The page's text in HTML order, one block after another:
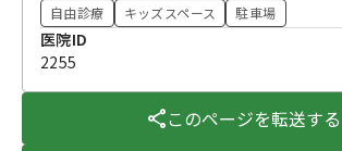
自由診療 キッズスペース 駐車場
医院ID
2255
このページを転送する